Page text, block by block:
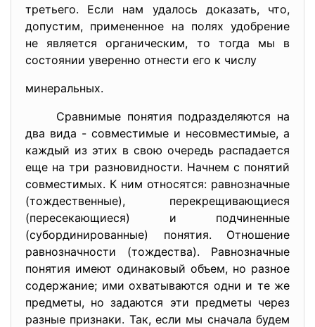
третьего. Если нам удалось доказать, что,
допустим, примененное на полях удобрение
не является органическим, то тогда мы в
состоянии уверенно отнести его к числу
минеральных.
Сравнимые понятия подразделяются на
два вида - совместимые и несовместимые, а
каждый из этих в свою очередь распадается
еще на три разновидности. Начнем с понятий
совместимых. К ним относятся: равнозначные
(тождественные), перекрещивающиеся
(пересекающиеся) и подчиненные
(субординированные) понятия. Отношение
равнозначности (тождества). Равнозначные
понятия имеют одинаковый объем, но разное
содержание; ими охватываются одни и те же
предметы, но задаются эти предметы через
разные признаки. Так, если мы сначала будем